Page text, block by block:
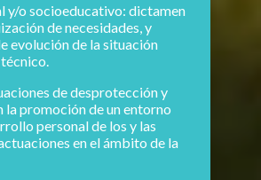
y/o socioeducativo: dictamen
de necesidades, y
evolución de la situación
de desprotección y
promoción de un entorno
personal de los y las
en el ámbito de la